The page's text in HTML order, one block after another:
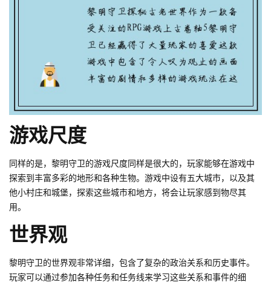
游戏尺度
同样的是，黎明守卫的游戏尺度同样是很大的，玩家能够在游戏中
探索到丰富多彩的地形和各种生物。游戏中设有五大城市，以及其
他小村庄和城堡，探索这些城市和地方，将会让玩家感到物尽其
用。
世界观
黎明守卫的世界观非常详细，包含了复杂的政治关系和历史事件。
玩家可以通过参加各种任务和任务线来学习这些关系和事件的细